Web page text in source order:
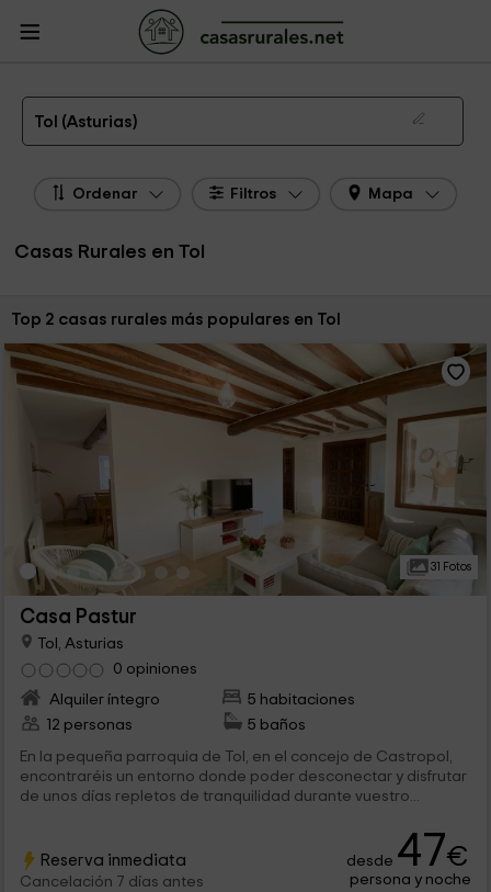
Casas Rurales
Las 2 mejores casas rurales en Tol de 2026
Tol (Asturias)
Ordenar Filtros Mapa
Casas Rurales en Tol
Ordenar por:
Top 2 casas rurales más populares en Tol
31 Fotos
Casa Pastur
Tol, Asturias
0 opiniones
Alquiler íntegro
5 habitaciones
12 personas
5 baños
En la pequeña parroquia de Tol, en el concejo de Castropol,
encontraréis un entorno donde poder desconectar y disfrutar
de unos días repletos de tranquilidad durante vuestro...
Reserva inmediata
Cancelación 7 días antes
desde 47€
persona y noche